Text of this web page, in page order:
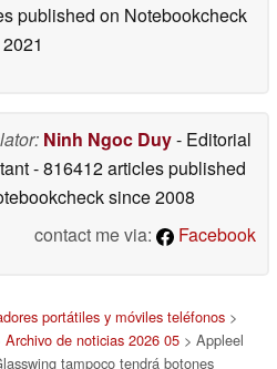
published on Notebookcheck
Ninh Ngoc Duy- Editorial
- 816412 articles published
since 2008
contact me via:
Facebook
portátiles y móviles teléfonos >
Archivo de noticias 2026 05> Appleel
tampoco tendrá botones